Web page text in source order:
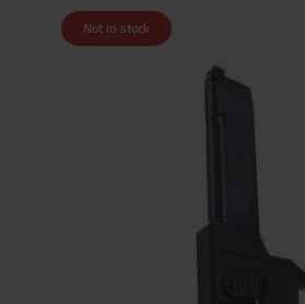
Langlebiges Material für häufigen
intensiven Spielbetrieb. Einfache Handhabung: Schnelles
Befüllen und unkomplizierte Wartung
Not in stock